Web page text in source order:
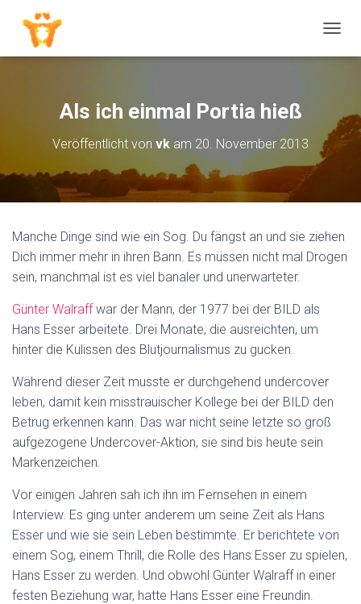
A
T
C
H
Als ich einmal Portia hieß
Veröffentlicht von vk am 20. November 2013
Manche Dinge sind wie ein Sog. Du fängst an und sie ziehen
Dich immer mehr in ihren Bann. Es müssen nicht mal Drogen
sein, manchmal ist es viel banaler und unerwarteter.
Günter Walraffwar der Mann, der 1977 bei der BILD als
Hans Esser arbeitete. Drei Monate, die ausreichten, um
hinter die Kulissen des Blutjournalismus zu gucken.
Während dieser Zeit musste er durchgehend undercover
leben, damit kein misstrauischer Kollege bei der BILD den
Betrug erkennen kann. Das war nicht seine letzte so groß
aufgezogene Undercover-Aktion, sie sind bis heute sein
Markenzeichen.
Vor einigen Jahren sah ich ihn im Fernsehen in einem
Interview. Es ging unter anderem um seine Zeit als Hans
Esser und wie sie sein Leben bestimmte. Er berichtete von
einem Sog, einem Thrill, die Rolle des Hans Esser zu spielen,
Hans Esser zu werden. Und obwohl Günter Walraff in einer
festen Beziehung war, hatte Hans Esser eine Freundin.